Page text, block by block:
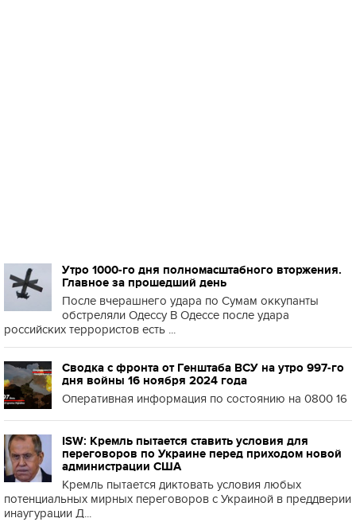
Утро 1000-го дня полномасштабного вторжения.
Главное за прошедший день
После вчерашнего удара по Сумам оккупанты
обстреляли Одессу В Одессе после удара
российских террористов есть ...
Сводка с фронта от Генштаба ВСУ на утро 997-го
дня войны 16 ноября 2024 года
Оперативная информация по состоянию на 0800 16
ISW: Кремль пытается ставить условия для
переговоров по Украине перед приходом новой
администрации США
Кремль пытается диктовать условия любых
потенциальных мирных переговоров с Украиной в преддверии
инаугурации Д...